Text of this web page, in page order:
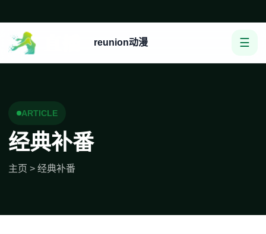
reunion动漫 ☰
ARTICLE
经典补番
主页 > 经典补番